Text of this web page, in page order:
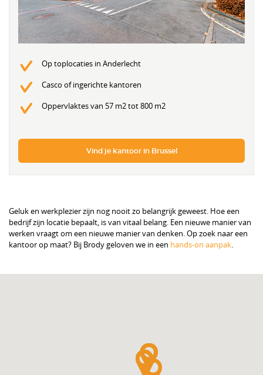
Op toplocaties in Anderlecht
Casco of ingerichte kantoren
Oppervlaktes van 57 m2 tot 800 m2
Vind je kantoor in Brussel
Geluk en werkplezier zijn nog nooit zo belangrijk geweest. Hoe een
bedrijf zijn locatie bepaalt, is van vitaal belang. Een nieuwe manier van
werken vraagt ​​om een ​​nieuwe manier van denken. Op zoek naar een
kantoor op maat? Bij Brody geloven we in een hands-on aanpak